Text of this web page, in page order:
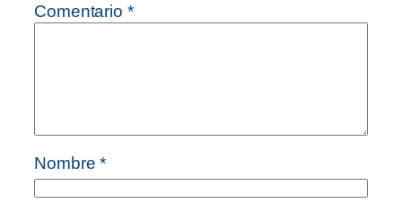
Comentario *
Nombre*